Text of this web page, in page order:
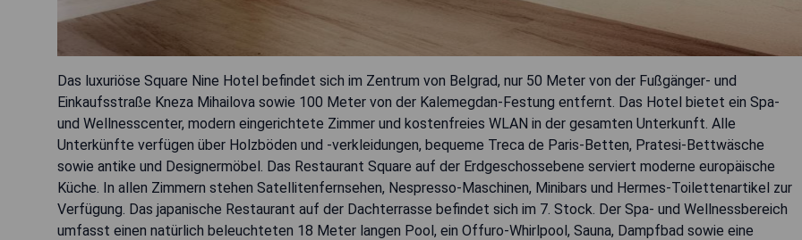
Das luxuriöse Square Nine Hotel befindet sich im Zentrum von Belgrad, nur 50 Meter von der Fußgänger- und
Einkaufsstraße Kneza Mihailova sowie 100 Meter von der Kalemegdan-Festung entfernt. Das Hotel bietet ein Spa-
und Wellnesscenter, modern eingerichtete Zimmer und kostenfreies WLAN in der gesamten Unterkunft. Alle
Unterkünfte verfügen über Holzböden und -verkleidungen, bequeme Treca de Paris-Betten, Pratesi-Bettwäsche
sowie antike und Designermöbel. Das Restaurant Square auf der Erdgeschossebene serviert moderne europäische
Küche. In allen Zimmern stehen Satellitenfernsehen, Nespresso-Maschinen, Minibars und Hermes-Toilettenartikel zur
Verfügung. Das japanische Restaurant auf der Dachterrasse befindet sich im 7. Stock. Der Spa- und Wellnessbereich
umfasst einen natürlich beleuchteten 18 Meter langen Pool, ein Offuro-Whirlpool, Sauna, Dampfbad sowie eine